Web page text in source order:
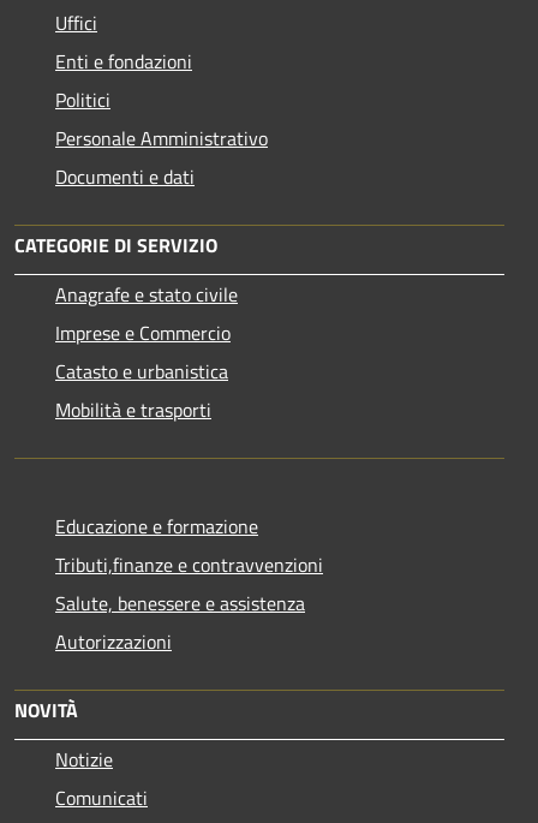
Uffici
Enti e fondazioni
Politici
Personale Amministrativo
Documenti e dati
CATEGORIE DI SERVIZIO
Anagrafe e stato civile
Imprese e Commercio
Catasto e urbanistica
Mobilità e trasporti
Educazione e formazione
Tributi,finanze e contravvenzioni
Salute, benessere e assistenza
Autorizzazioni
NOVITÀ
Notizie
Comunicati